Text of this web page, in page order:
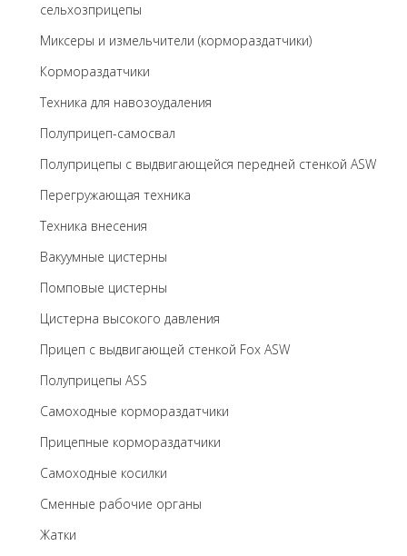
сельхозприцепы
Миксеры и измельчители (кормораздатчики)
Кормораздатчики
Техника для навозоудаления
Полуприцеп-самосвал
Полуприцепы с выдвигающейся передней стенкой ASW
Перегружающая техника
Техника внесения
Вакуумные цистерны
Помповые цистерны
Цистерна высокого давления
Прицеп с выдвигающей стенкой Fox ASW
Полуприцепы ASS
Самоходные кормораздатчики
Прицепные кормораздатчики
Самоходные косилки
Сменные рабочие органы
Жатки